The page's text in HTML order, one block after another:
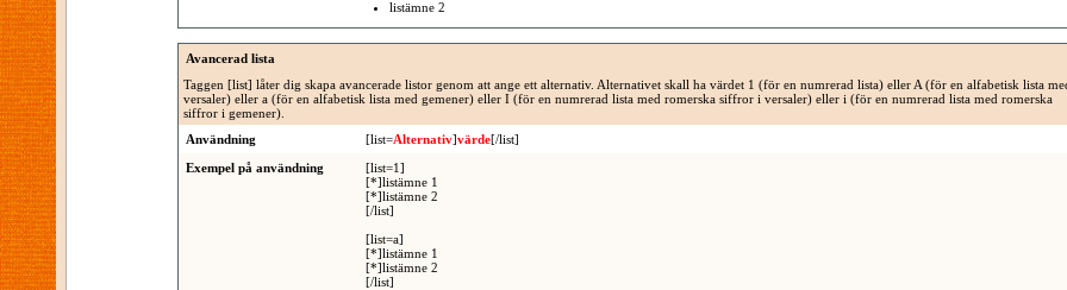
listämne 2
Avancerad lista
Taggen [list] låter dig skapa avancerade listor genom att ange ett alternativ. Alternativet skall ha värdet 1 (för en numrerad lista) eller A (för en alfabetisk lista
versaler) eller a (för en alfabetisk lista med gemener) eller I (för en numrerad lista med romerska siffror i versaler) eller i (för en numrerad lista med romerska
siffror i gemener).
Användning
[list=Alternativ]värde[/list]
Exempel på användning
[list=1]
[*]listämne 1
[*]listämne 2
[/list]
[list=a]
[*]listämne 1
[*]listämne 2
[/list]